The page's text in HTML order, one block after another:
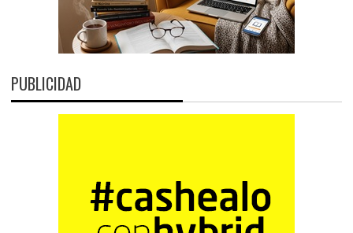
PUBLICIDAD